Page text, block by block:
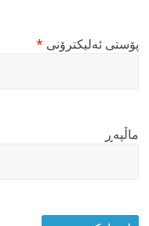
پۆستی ئەلیکترۆنی *
ماڵپه‌ڕ